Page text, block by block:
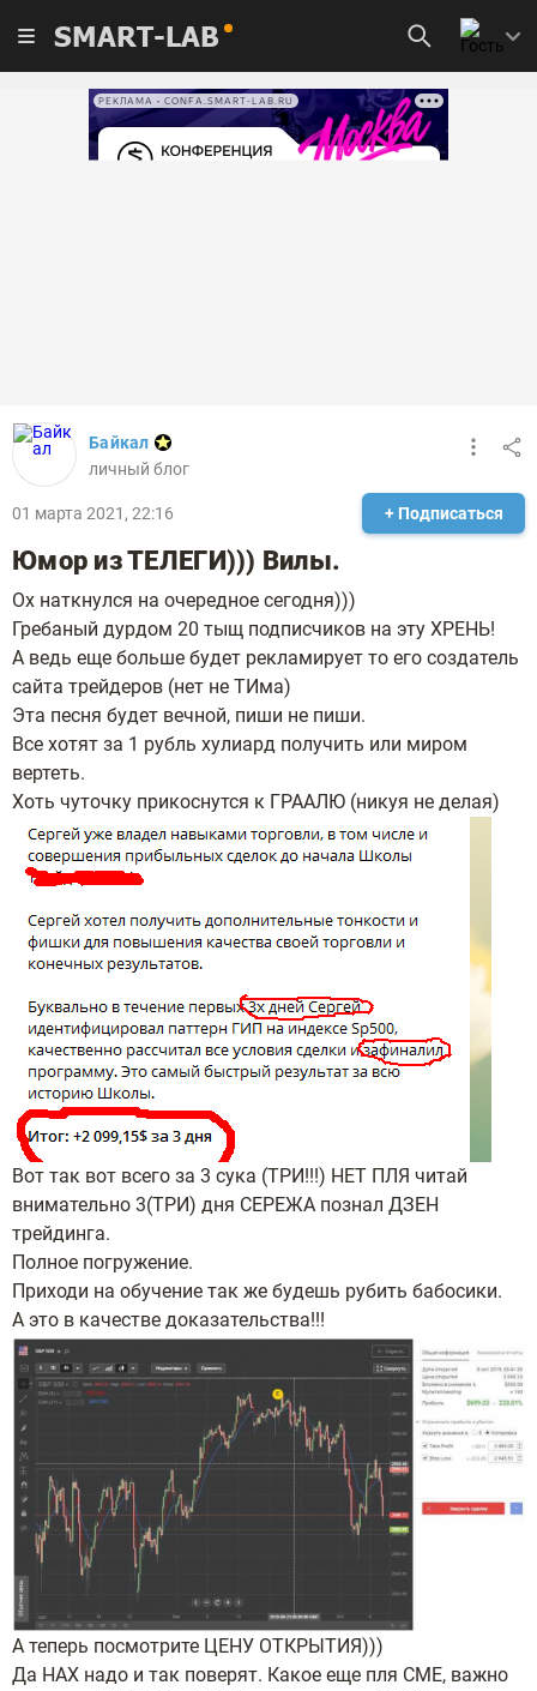
SMART-LAB
РЕКЛАМА • CONFA.SMART-LAB.RU
Байкал
личный блог
01 марта 2021, 22:16 + Подписаться
Юмор из ТЕЛЕГИ))) Вилы.
Ох наткнулся на очередное сегодня)))
Гребаный дурдом 20 тыщ подписчиков на эту ХРЕНЬ!
А ведь еще больше будет рекламирует то его создатель
сайта трейдеров (нет не ТИма)
Эта песня будет вечной, пиши не пиши.
Все хотят за 1 рубль хулиард получить или миром
вертеть.
Хоть чуточку прикоснутся к ГРААЛЮ (никуя не делая)
Вот так вот всего за 3 сука (ТРИ!!!) НЕТ ПЛЯ читай
внимательно 3(ТРИ) дня СЕРЕЖА познал ДЗЕН
трейдинга.
Полное погружение.
Приходи на обучение так же будешь рубить бабосики.
А это в качестве доказательства!!!
А теперь посмотрите ЦЕНУ ОТКРЫТИЯ)))
Да НАХ надо и так поверят. Какое еще пля СМЕ, важно